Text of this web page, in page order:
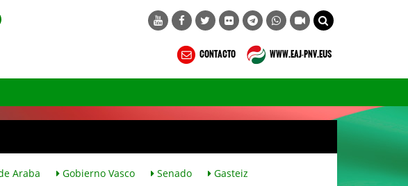
CONTACTO WWW.EAJ-PNV.EUS
Araba Gobierno Vasco Senado
Gasteiz